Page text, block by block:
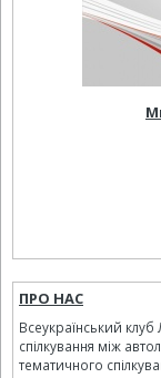
ПРО НАС
Всеукраїнський
спілкування між
тематичного